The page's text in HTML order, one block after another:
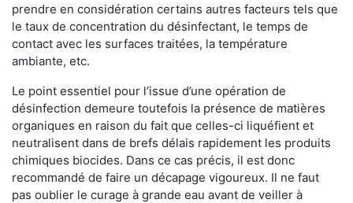
prendre en considération certains autres facteurs tels que
le taux de concentration du désinfectant, le temps de
contact avec les surfaces traitées, la température
ambiante, etc.
Le point essentiel pour l’issue d’une opération de
désinfection demeure toutefois la présence de matières
organiques en raison du fait que celles-ci liquéfient et
neutralisent dans de brefs délais rapidement les produits
chimiques biocides. Dans ce cas précis, il est donc
recommandé de faire un décapage vigoureux. Il ne faut
pas oublier le curage à grande eau avant de veiller à